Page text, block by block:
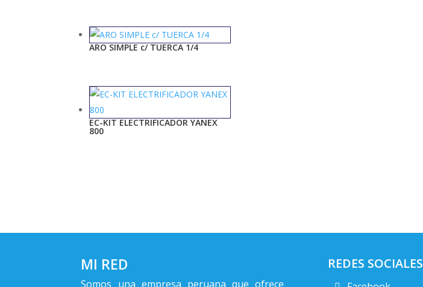
ARO SIMPLE c/ TUERCA 1/4
EC-KIT ELECTRIFICADOR YANEX
800
MI RED
Somos una empresa peruana que ofrece
REDES SOCIALES